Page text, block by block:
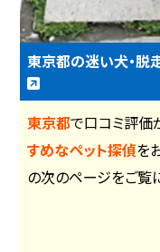
東京都の迷い犬・脱
東京都で口コミ評価
すめなペット探偵を
の次のページをご覧